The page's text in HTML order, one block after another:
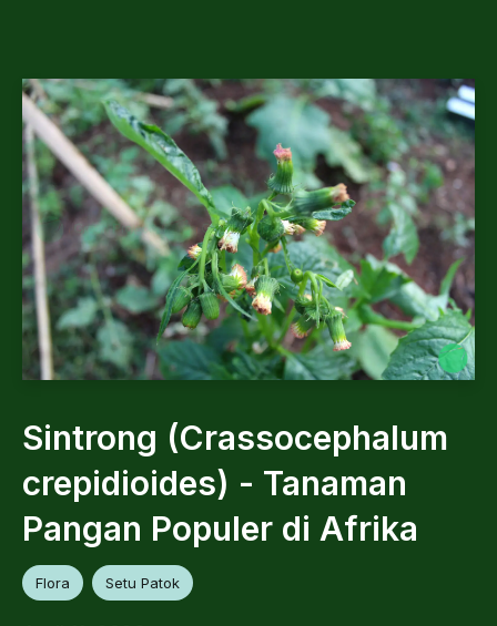
Sintrong (Crassocephalum
crepidioides) - Tanaman
Pangan Populer di Afrika
Flora Setu Patok